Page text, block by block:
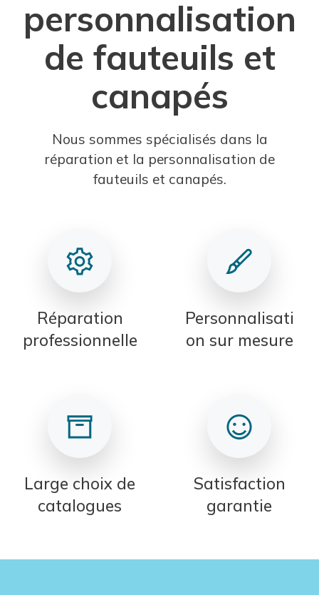
personnalisation
de fauteuils et
canapés
Nous sommes spécialisés dans la
réparation et la personnalisation de
fauteuils et canapés.
Réparation
professionnelle
Personnalisati
on sur mesure
Large choix de
catalogues
Satisfaction
garantie